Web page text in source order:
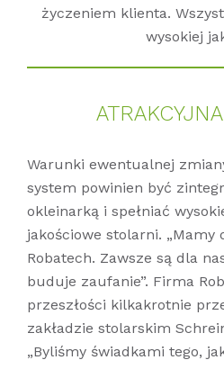
życzeniem klienta.
wysokiej
Warunki ewentualnej
system powinien być
okleinarką i spełniać
jakościowe stolarni. „Mamy
Robatech. Zawsze są dla
buduje zaufanie”. Firma
przeszłości kilkakrotnie
zakładzie stolarskim
„Byliśmy świadkami tego,